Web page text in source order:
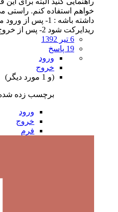
خواهم استفاده کنم. راستی
داشته باشه : 1- پس
ریدایرکت شود 2- پس از خروج هم به صفحه اول بازگردد
6 تیر 1392
19 پاسخ
ورود
خروج
(و 1 مورد دیگر)
برچسب زده شده
ورود
خروج
فرم